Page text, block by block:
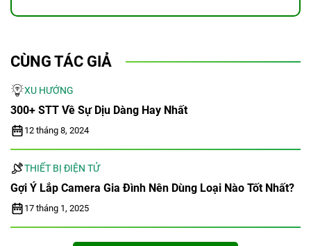
CÙNG TÁC GIẢ
XU HƯỚNG
300+ STT Về Sự Dịu Dàng Hay Nhất
12 tháng 8, 2024
THIẾT BỊ ĐIỆN TỬ
Gợi Ý Lắp Camera Gia Đình Nên Dùng Loại Nào Tốt Nhất?
17 tháng 1, 2025